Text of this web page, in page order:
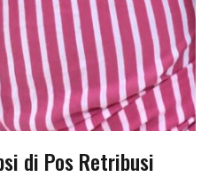
di Pos Retribusi